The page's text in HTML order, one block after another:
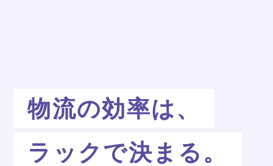
物流の効率は、
ラックで決まる。